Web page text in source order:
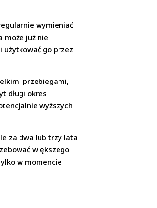
wymieniać
może już nie
użytkować go przez
przebiegami,
długi okres
wyższych
za dwa lub trzy lata
większego
w momencie